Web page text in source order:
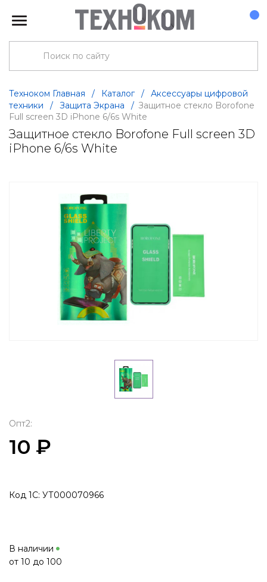
Техноком Главная / Каталог /
Аксессуары цифровой
техники
/ Защита Экрана / Защитное стекло Borofone
Full screen 3D iPhone 6/6s White
Защитное стекло Borofone Full screen 3D
iPhone 6/6s White
Опт2:
10 ₽
Код 1С: УТ000070966
В наличии
от 10 до 100